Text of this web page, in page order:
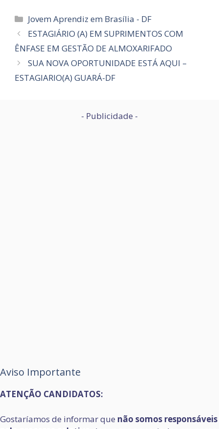
Categorias
Jovem Aprendiz em Brasília - DF
ESTAGIÁRIO (A) EM SUPRIMENTOS COM
ÊNFASE EM GESTÃO DE ALMOXARIFADO
SUA NOVA OPORTUNIDADE ESTÁ AQUI –
ESTAGIARIO(A) GUARÁ-DF
- Publicidade -
Aviso Importante
ATENÇÃO CANDIDATOS:
Gostaríamos de informar que não somos responsáveis